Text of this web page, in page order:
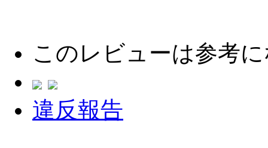
このレビューは参考
違反報告